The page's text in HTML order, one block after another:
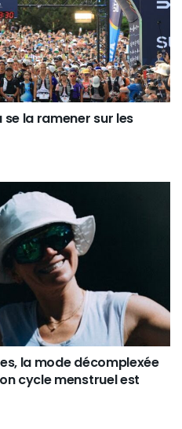
se la ramener sur les
la mode décomplexée
cycle menstruel est